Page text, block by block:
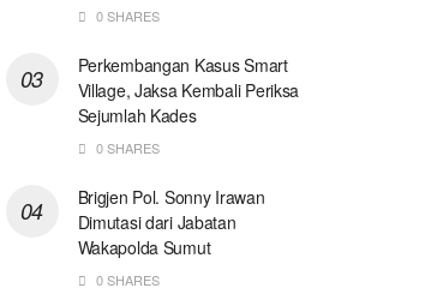
0 SHARES
Perkembangan Kasus Smart
Village, Jaksa Kembali Periksa
Sejumlah Kades
0 SHARES
Brigjen Pol. Sonny Irawan
Dimutasi dari Jabatan
Wakapolda Sumut
0 SHARES